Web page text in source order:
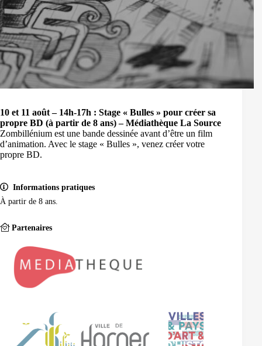
10 et 11 août – 14h-17h : Stage « Bulles » pour créer sa
propre BD (à partir de 8 ans) – Médiathèque La Source
Zombillénium est une bande dessinée avant d’être un film
d’animation. Avec le stage « Bulles », venez créer votre
propre BD.
Informations pratiques
À partir de 8 ans.
Partenaires